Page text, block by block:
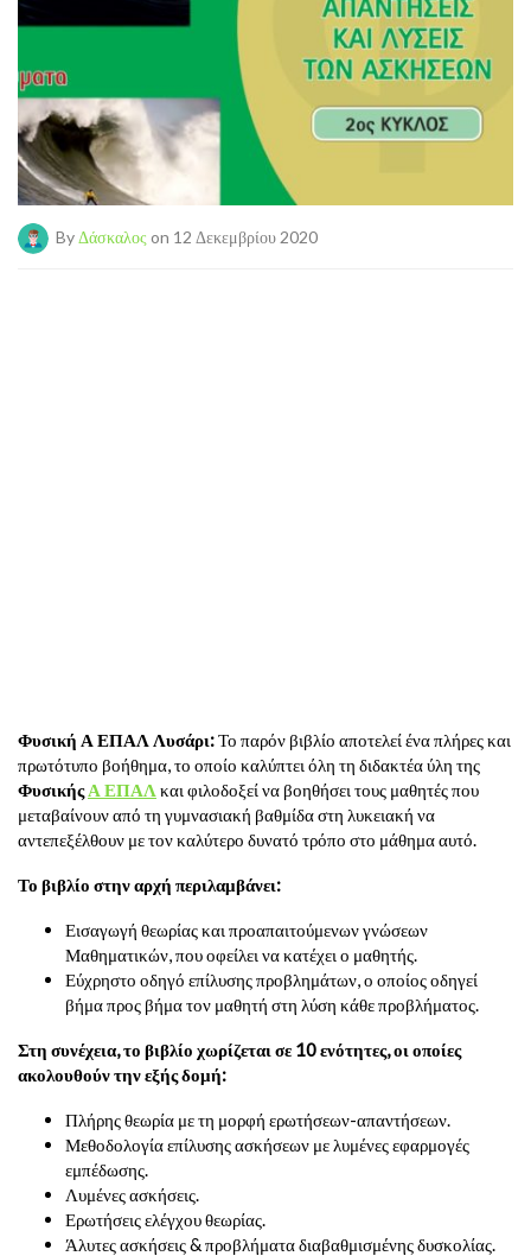
By Δάσκαλος on 12 Δεκεμβρίου 2020
Φυσική Α ΕΠΑΛ Λυσάρι:Το παρόν βιβλίο αποτελεί ένα πλήρες και
πρωτότυπο βοήθημα, το οποίο καλύπτει όλη τη διδακτέα ύλη της
ΦυσικήςΑ ΕΠΑΛ και φιλοδοξεί να βοηθήσει τους μαθητές που
μεταβαίνουν από τη γυμνασιακή βαθμίδα στη λυκειακή να
αντεπεξέλθουν με τον καλύτερο δυνατό τρόπο στο μάθημα αυτό.
Το βιβλίο στην αρχή περιλαμβάνει:
Εισαγωγή θεωρίας και προαπαιτούμενων γνώσεων
Μαθηματικών, που οφείλει να κατέχει ο μαθητής.
Εύχρηστο οδηγό επίλυσης προβλημάτων, ο οποίος οδηγεί
βήμα προς βήμα τον μαθητή στη λύση κάθε προβλήματος.
Στη συνέχεια, το βιβλίο χωρίζεται σε 10 ενότητες, οι οποίες
ακολουθούν την εξής δομή:
Πλήρης θεωρία με τη μορφή ερωτήσεων-απαντήσεων.
Μεθοδολογία επίλυσης ασκήσεων με λυμένες εφαρμογές
εμπέδωσης.
Λυμένες ασκήσεις.
Ερωτήσεις ελέγχου θεωρίας.
Άλυτες ασκήσεις & προβλήματα διαβαθμισμένης δυσκολίας.